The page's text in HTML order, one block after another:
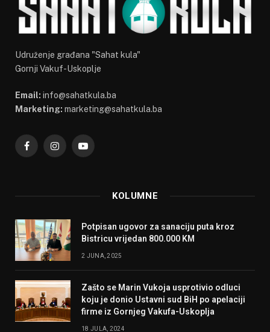
Udruženje građana "Sahat kula"
Gornji Vakuf-Uskoplje
Email: info@sahatkula.ba
Marketing: marketing@sahatkula.ba
FacebookInstagramYouTube
KOLUMNE
Potpisan ugovor za sanaciju puta kroz
Bistricu vrijedan 800.000 KM
2 JUNA, 2025
Zašto se Marin Vukoja usprotivio odluci
koju je donio Ustavni sud BiH po apelaciji
firme iz Gornjeg Vakufa-Uskoplja
18 JULA, 2024